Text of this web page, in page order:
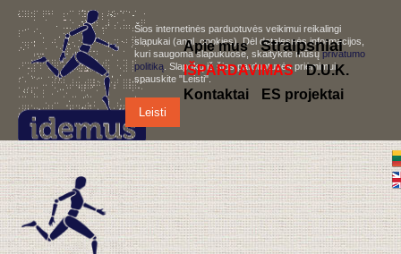
Šios internetinės parduotuvės veikimui reikalingi
slapukai (angl. cookies). Dėl detalesnės informacijos,
kuri saugoma slapukuose, skaitykite mūsųprivatumo
politiką . Slapukų iš šios parduotuvės priėmimui,
spauskite "Leisti".
Leisti
Apie mus Straipsniai
IŠPARDAVIMAS
D.U.K.
Kontaktai
ES projektai